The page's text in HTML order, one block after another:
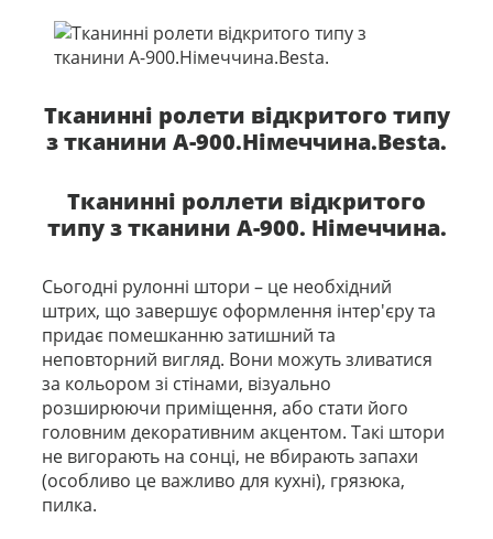
Тканинні ролети відкритого типу
з тканини А-900.Німеччина.Besta.
Тканинні роллети відкритого
типу з тканини А-900. Німеччина.
Сьогодні рулонні штори – це необхідний
штрих, що завершує оформлення інтер'єру та
придає помешканню затишний та
неповторний вигляд. Вони можуть зливатися
за кольором зі стінами, візуально
розширюючи приміщення, або стати його
головним декоративним акцентом. Такі штори
не вигорають на сонці, не вбирають запахи
(особливо це важливо для кухні), грязюка,
пилка.